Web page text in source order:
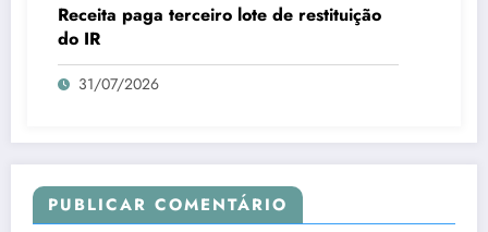
Receita paga terceiro lote de restituição
do IR
31/07/2026
PUBLICAR COMENTÁRIO